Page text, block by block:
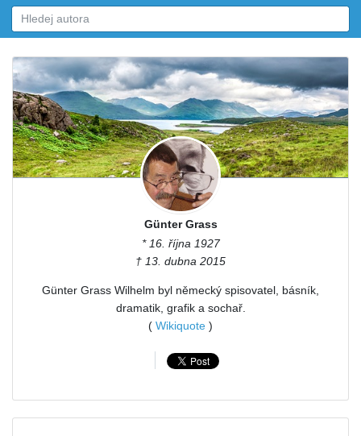
Günter Grass
* 16. října 1927
† 13. dubna 2015
Günter Grass Wilhelm byl německý spisovatel, básník,
dramatik, grafik a sochař.
( Wikiquote )